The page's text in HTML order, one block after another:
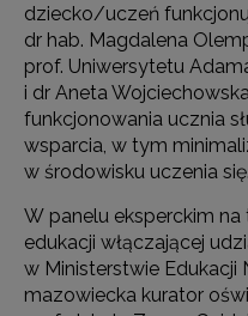
dziecko/uczeń
dr hab. Magdalena
prof. Uniwersytetu
i dr Aneta
funkcjonowania ucznia
wsparcia, w tym
w środowisku uczenia się.
W panelu eksperckim
edukacji włączającej
w Ministerstwie Edukacji
mazowiecka kurator